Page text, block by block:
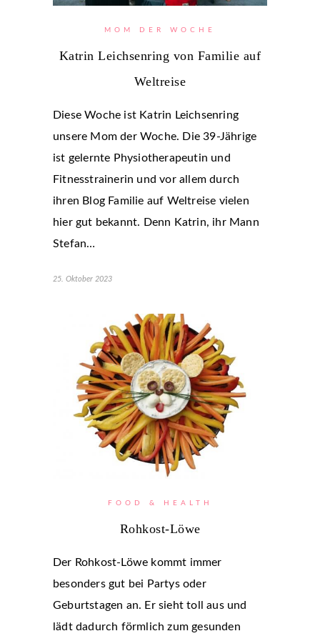
MOM DER WOCHE
Katrin Leichsenring von Familie auf
Weltreise
Diese Woche ist Katrin Leichsenring
unsere Mom der Woche. Die 39-Jährige
ist gelernte Physiotherapeutin und
Fitnesstrainerin und vor allem durch
ihren Blog Familie auf Weltreise vielen
hier gut bekannt. Denn Katrin, ihr Mann
Stefan…
25. Oktober 2023
FOOD & HEALTH
Rohkost-Löwe
Der Rohkost-Löwe kommt immer
besonders gut bei Partys oder
Geburtstagen an. Er sieht toll aus und
lädt dadurch förmlich zum gesunden